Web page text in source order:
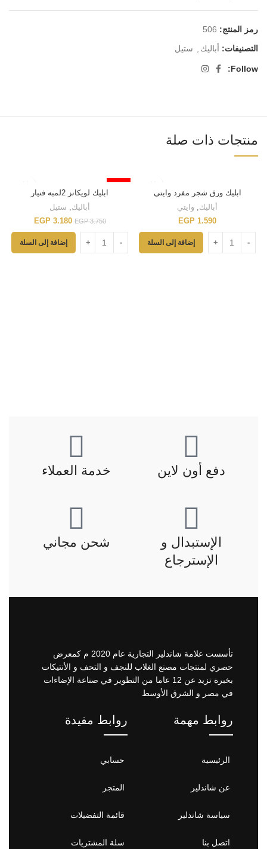
رمز المنتج: 506
التصنيفات: أباليك , ستيل
Follow:
منتجات ذات صلة
ابليك ورق شجر مفرد وايتى
أباليك, وايتي
EGP 1.590
إضافة إلى السلة
-15%
ابليك لويكانز 2لمبه فنيار
أباليك, ستيل
EGP3.750
EGP3.180
إضافة إلى السلة
دفع أون لاين خدمة العملاء
الإستبدال و
الإسترجاع
شحن مجاني
تأسست علامة شاندلير التجارية عام 2020 م كمعرض
حصري لمنتجات مصنع الغلاب للنجف و التحف و الأنتيكات
بخبرة تزيد عن 12 عاما من التطوير في صناعة الإضاءات
في مصر و الشرق الأوسط
روابط مهمة
الرئيسية
عن شاندلير
سياسة شاندلير
اتصل بنا
روابط مفيدة
حسابي
المتجر
قائمة التفضيلات
سلة المشتريات